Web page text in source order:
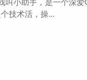
技术活，操...